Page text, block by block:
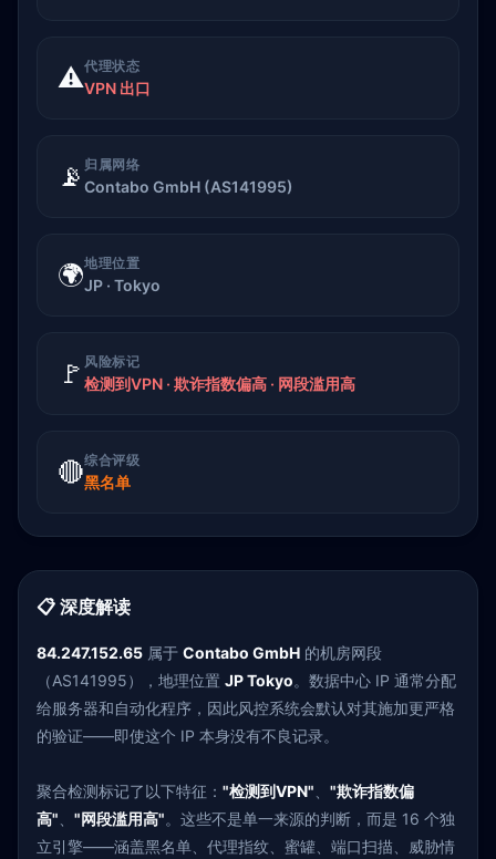
⚠️代理状态
VPN 出口
📡 归属网络
Contabo GmbH (AS141995)
🌍地理位置
JP · Tokyo
🚩 风险标记
检测到VPN · 欺诈指数偏高 · 网段滥用高
🔴综合评级
黑名单
📋 深度解读
84.247.152.65 属于 Contabo GmbH 的机房网段
（AS141995），地理位置 JP Tokyo。数据中心 IP 通常分配
给服务器和自动化程序，因此风控系统会默认对其施加更严格
的验证——即使这个 IP 本身没有不良记录。
聚合检测标记了以下特征： "检测到VPN"
"欺诈指数偏
高"
"网段滥用高"。这些不是单一来源的判断，而是 16 个独
立引擎——涵盖黑名单、代理指纹、蜜罐、端口扫描、威胁情